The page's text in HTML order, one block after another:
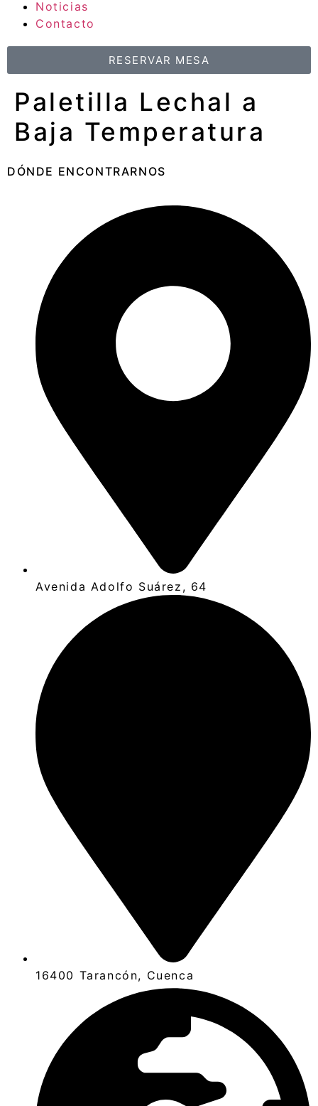
Noticias
Contacto
RESERVAR MESA
Paletilla Lechal a
Baja Temperatura
DÓNDE ENCONTRARNOS
Avenida Adolfo Suárez, 64
16400 Tarancón, Cuenca